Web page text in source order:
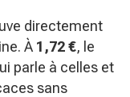
directement
À 1,72 €, le
parle à celles et
sans